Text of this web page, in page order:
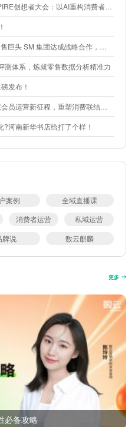
会：以AI重构消费者运营与零售营销新范式
略合作，携手开启 SMAC 会员数智化运营新征程
测体系，炼就零售数据分析精准力
发布！
运营新征程，重塑消费联结新体验
河南新华书店给打了个样！
案例
全域直播课
消费者运营
私域运营
牌说 数云麒麟
更多
必备攻略